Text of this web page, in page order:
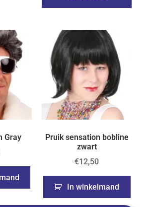
Gray
Pruik sensation bobline
zwart
€12,50
In winkelmand